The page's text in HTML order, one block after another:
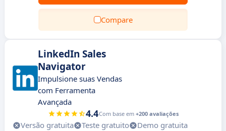
Compare
LinkedIn Sales
Navigator
Impulsione suas Vendas
com Ferramenta
Avançada
4.4Com base em +200 avaliações
Versão gratuita Teste gratuito
Demo gratuita